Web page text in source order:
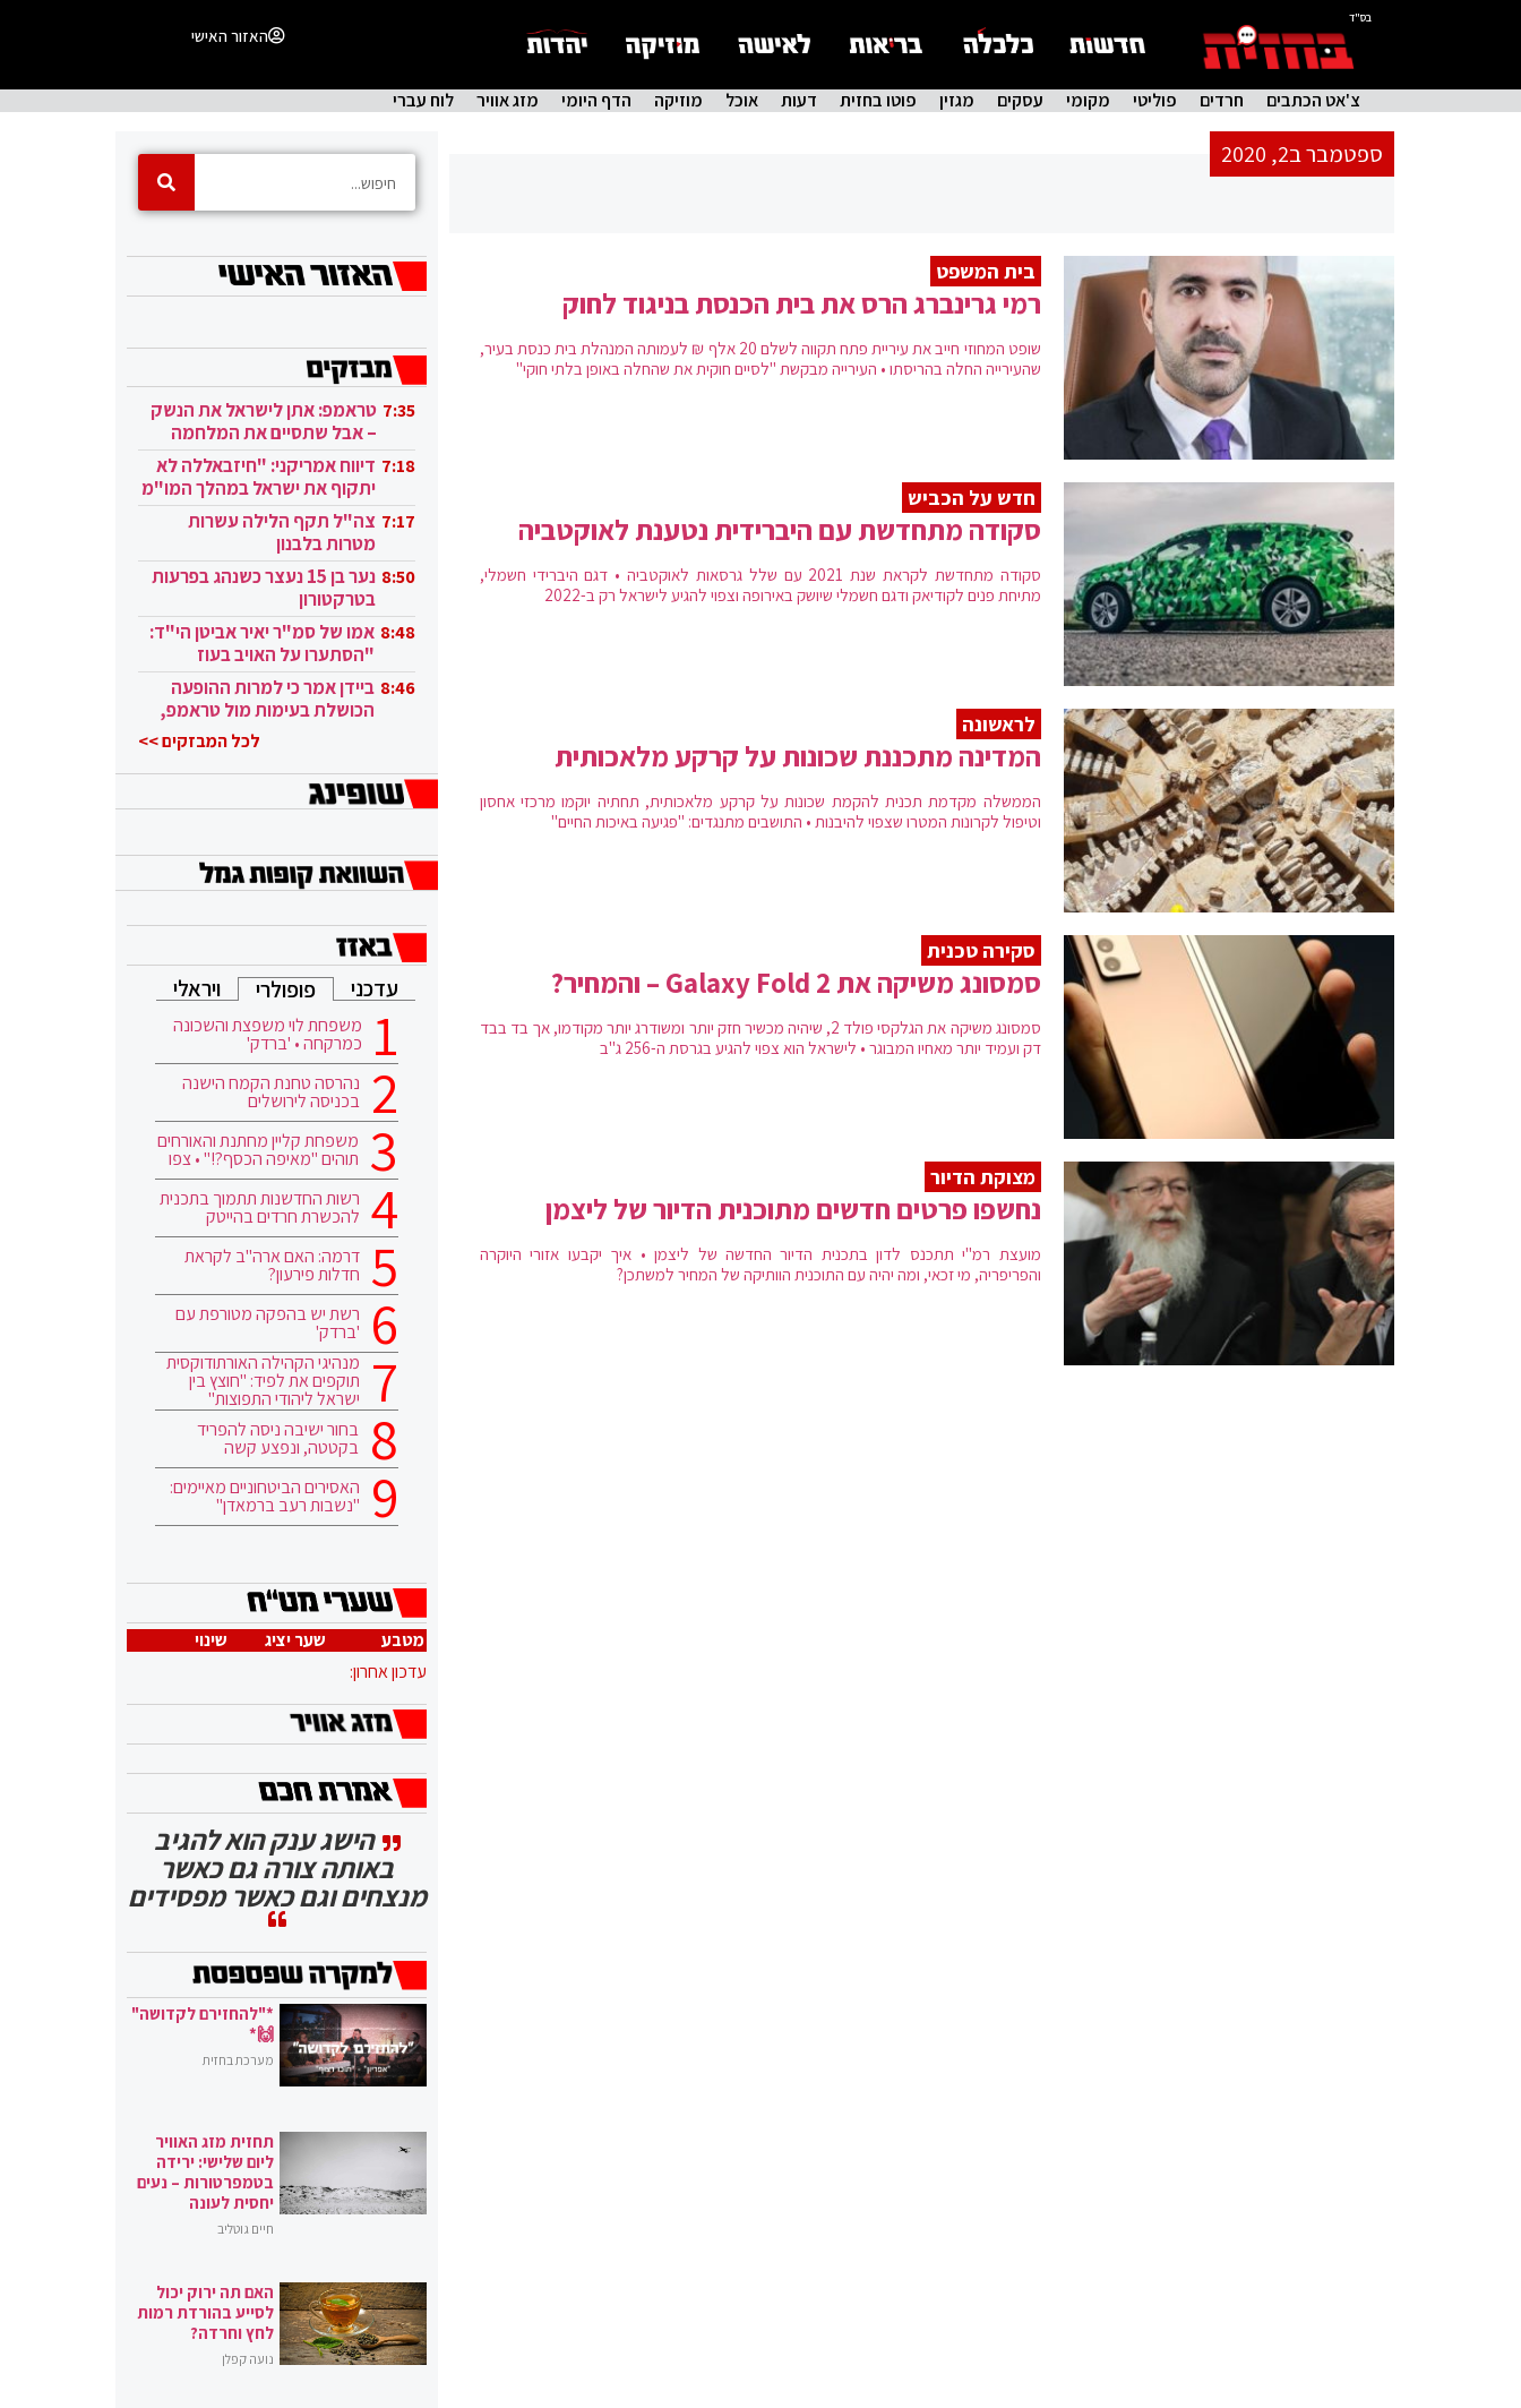
בס"ד
האזור האישי
צ'אט הכתבים חרדים פוליטי מקומי עסקים מגזין פוטו בחזית דעות אוכל מוזיקה הדף היומי מזג אוויר לוח עברי
ספטמבר ב2, 2020
בית המשפט
רמי גרינברג הרס את בית הכנסת בניגוד לחוק
שופט המחוזי חייב את עיריית פתח תקווה לשלם 20 אלף ₪ לעמותה המנהלת בית כנסת בעיר,
שהעירייה החלה בהריסתו • העירייה מבקשת "לסיים חוקית את שהחלה באופן בלתי חוקי"
חדש על הכביש
סקודה מתחדשת עם היברידית נטענת לאוקטביה
סקודה מתחדשת לקראת שנת 2021 עם שלל גרסאות לאוקטביה • דגם היברידי חשמלי,
מתיחת פנים לקודיאק ודגם חשמלי שיושק באירופה וצפוי להגיע לישראל רק ב-2022
לראשונה
המדינה מתכננת שכונות על קרקע מלאכותית
הממשלה מקדמת תכנית להקמת שכונות על קרקע מלאכותית, תחתיה יוקמו מרכזי אחסון
וטיפול לקרונות המטרו שצפוי להיבנות • התושבים מתנגדים: "פגיעה באיכות החיים"
סקירה טכנית
סמסונג משיקה את Galaxy Fold 2 – והמחיר?
סמסונג משיקה את הגלקסי פולד 2, שיהיה מכשיר חזק יותר ומשודרג יותר מקודמו, אך בד בבד
דק ועמיד יותר מאחיו המבוגר • לישראל הוא צפוי להגיע בגרסת ה-256 ג"ב
מצוקת הדיור
נחשפו פרטים חדשים מתוכנית הדיור של ליצמן
מועצת רמ"י תתכנס לדון בתכנית הדיור החדשה של ליצמן • איך יקבעו אזורי היוקרה
והפריפריה, מי זכאי, ומה יהיה עם התוכנית הוותיקה של המחיר למשתכן?
7:35 טראמפ: אתן לישראל את הנשק
– אבל שתסיים את המלחמה
בעזה 7:18 דיווח אמריקני: "חיזבאללה לא
יתקוף את ישראל במהלך המו"מ
בקטאר" 7:17 צה"ל תקף הלילה עשרות
מטרות בלבנון
8:50
נער בן 15 נעצר כשנהג בפרעות
בטרקטורון
8:48 אמו של סמ"ר יאיר אביטן הי"ד:
"הסתערו על האויב בעוז
ובגבורה" 8:46 ביידן אמר כי למרות ההופעה
הכושלת בעימות מול טראמפ,
לכל המבזקים >>
עדכני פופולרי ויראלי
משפחת לוי משפצת והשכונה
כמרקחה • 'ברדק'
נהרסה טחנת הקמח הישנה
בכניסה לירושלים
משפחת קליין מחתנת והאורחים
תוהים "מאיפה הכסף?!" • צפו
רשות החדשנות תתמוך בתכנית
להכשרת חרדים בהייטק
דרמה: האם ארה"ב לקראת
חדלות פירעון?
רשת יש בהפקה מטורפת עם
'ברדק'
מנהיגי הקהילה האורתודוקסית
תוקפים את לפיד: "חוצץ בין
ישראל ליהודי התפוצות"
בחור ישיבה ניסה להפריד
בקטטה, ונפצע קשה
האסירים הביטחוניים מאיימים:
"נשבות רעב ברמאדן"
מטבע שער יציג
שינוי
עדכון אחרון:
הישג ענק הוא להגיב
באותה צורה גם כאשר
מנצחים וגם כאשר מפסידים
*"להחזירם לקדושה"
🙌*
מערכת בחזית
תחזית מזג האוויר
ליום שלישי: ירידה
בטמפרטורות – נעים
יחסית לעונה
חיים גוטליב
האם תה ירוק יכול
לסייע בהורדת רמות
לחץ וחרדה?
נועה קפלן